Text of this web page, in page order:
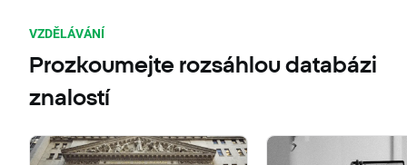
VZDĚLÁVÁNÍ
Prozkoumejte rozsáhlou databázi
znalostí